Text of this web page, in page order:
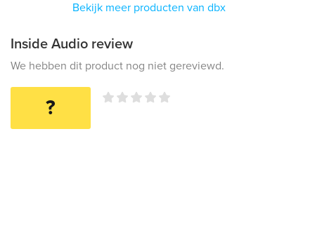
Bekijk meer producten van dbx
Inside Audio review
We hebben dit product nog niet gereviewd.
?